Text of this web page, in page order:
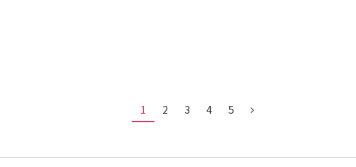
浮現眼前，故事就這麼開始了。接下來──
1 2 3 4 5